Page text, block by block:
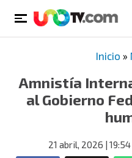
Inicio »
Amnistía
al Gobierno
21 abril, 2026 | 19:54